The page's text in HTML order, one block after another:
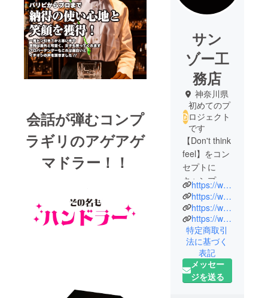
会話が弾むコンプ
ラギリのアゲアゲ
マドラー！！
サン
ゾー工
務店
神奈川県
初めてのプ
ロジェクト
です
【Don't think
feel】をコン
セプトに
キャンプ経
験を活かし
た独自の視
点から
キャンプギ
アの開発を
行っていま
す。
またキャン
https://www.3zo.online/
https://www.instagram.com/sanzokoumuten/
https://www.instagram.com/3zo.official/
https://www.youtube.com/@sanzokoumuten1776
特定商取引
法に基づく
表記
メッセー
ジを送る